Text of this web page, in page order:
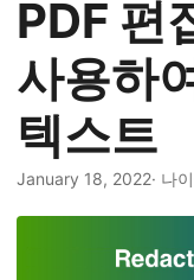
PDF 편
사용하
텍스트
January 18, 2022· 나